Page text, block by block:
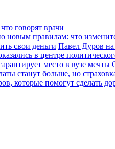
говорят врачи
новым правилам: что
свои деньги Павел Дуров на
в центре
место в вузе мечты
станут больше, но
которые помогут сделать